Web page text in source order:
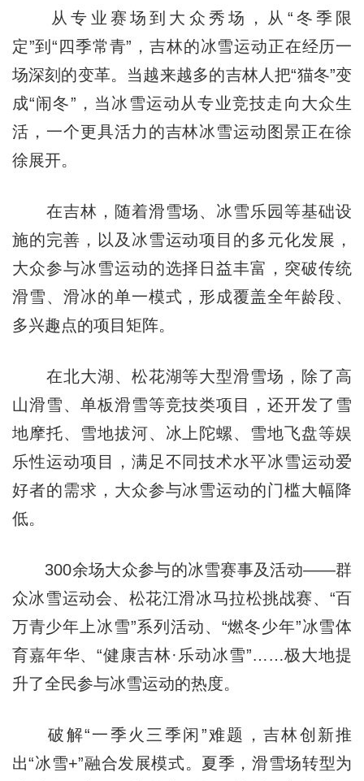
从专业赛场到大众秀场，从“冬季限
定”到“四季常青”，吉林的冰雪运动正在经历一
场深刻的变革。当越来越多的吉林人把“猫冬”变
成“闹冬”，当冰雪运动从专业竞技走向大众生
活，一个更具活力的吉林冰雪运动图景正在徐
徐展开。
在吉林，随着滑雪场、冰雪乐园等基础设
施的完善，以及冰雪运动项目的多元化发展，
大众参与冰雪运动的选择日益丰富，突破传统
滑雪、滑冰的单一模式，形成覆盖全年龄段、
多兴趣点的项目矩阵。
在北大湖、松花湖等大型滑雪场，除了高
山滑雪、单板滑雪等竞技类项目，还开发了雪
地摩托、雪地拔河、冰上陀螺、雪地飞盘等娱
乐性运动项目，满足不同技术水平冰雪运动爱
好者的需求，大众参与冰雪运动的门槛大幅降
低。
300余场大众参与的冰雪赛事及活动——群
众冰雪运动会、松花江滑冰马拉松挑战赛、“百
万青少年上冰雪”系列活动、“燃冬少年”冰雪体
育嘉年华、“健康吉林·乐动冰雪”……极大地提
升了全民参与冰雪运动的热度。
破解“一季火三季闲”难题，吉林创新推
出“冰雪+”融合发展模式。夏季，滑雪场转型为